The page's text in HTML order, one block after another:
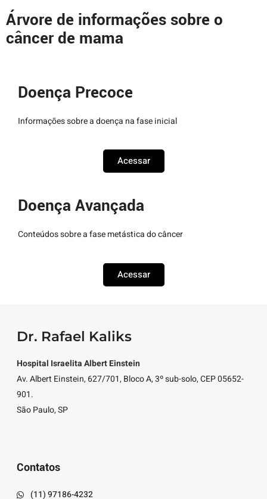
Árvore de informações sobre o
câncer de mama
Doença Precoce
Informações sobre a doença na fase inicial
Acessar
Doença Avançada
Conteúdos sobre a fase metástica do câncer
Acessar
Dr. Rafael Kaliks
Hospital Israelita Albert Einstein
Av. Albert Einstein, 627/701, Bloco A, 3º sub-solo, CEP 05652-
901.
São Paulo, SP
Contatos
(11) 97186-4232